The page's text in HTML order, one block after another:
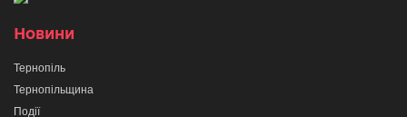
Новини
Тернопіль
Тернопільщина
Події